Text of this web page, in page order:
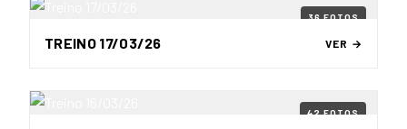
36 FOTOS
TREINO 17/03/26 VER →
42 FOTOS